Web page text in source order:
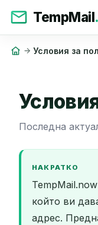
TempMail
Условия за
Последна
НАКРАТКО
който ви
адрес.